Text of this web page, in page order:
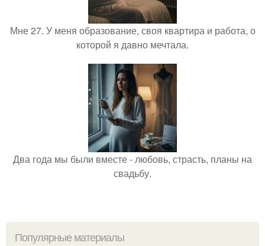
Мне 27. У меня образование, своя квартира и работа, о
которой я давно мечтала.
Два года мы были вместе - любовь, страсть, планы на
свадьбу.
Популярные материалы